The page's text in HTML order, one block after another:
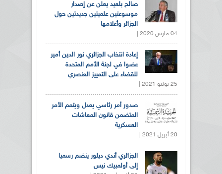
صالح بلعيد يعلن عن إصدار
موسوعتين علميتين جديدتين حول
الجزائر وأعلامها
04 مارس 2020 |
إعادة انتخاب الجزائري نور الدين أمير
عضوا في لجنة الأمم المتحدة
للقضاء على التمييز العنصري
25 يونيو 2021 |
صدور أمر رئاسي يعدل ويتمم الأمر
المتضمن قانون المعاشات
العسكرية
20 أبريل 2021 |
الجزائري أندي ديلور ينضم رسميا
إلى أولمبيك نيس